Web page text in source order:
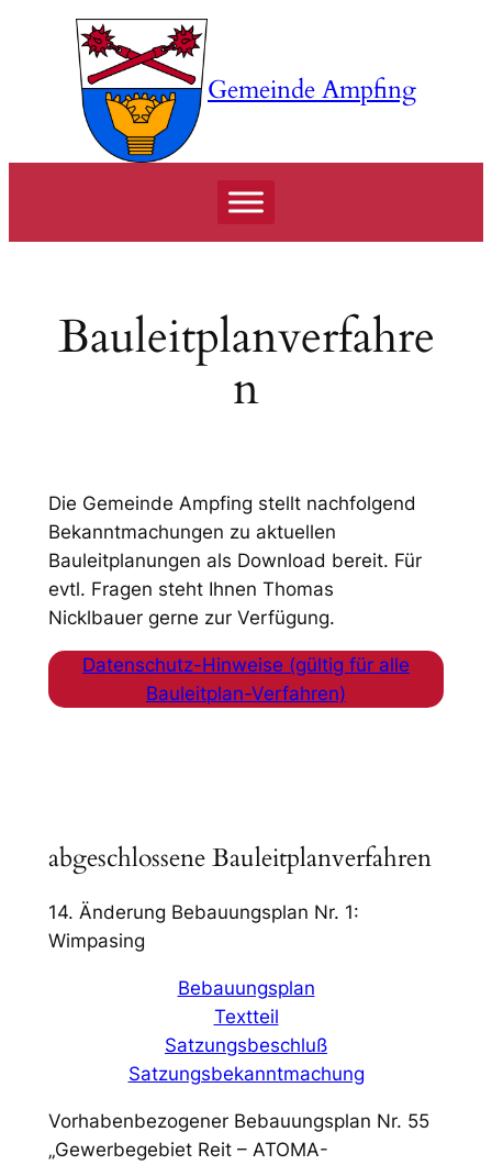
springen
Gemeinde Ampfing
Bauleitplanverfahre
n
Die Gemeinde Ampfing stellt nachfolgend
Bekanntmachungen zu aktuellen
Bauleitplanungen als Download bereit. Für
evtl. Fragen steht Ihnen Thomas
Nicklbauer gerne zur Verfügung.
Datenschutz-Hinweise (gültig für alle
Bauleitplan-Verfahren)
abgeschlossene Bauleitplanverfahren
14. Änderung Bebauungsplan Nr. 1:
Wimpasing
Bebauungsplan
Textteil
Satzungsbeschluß
Satzungsbekanntmachung
Vorhabenbezogener Bebauungsplan Nr. 55
„Gewerbegebiet Reit – ATOMA-